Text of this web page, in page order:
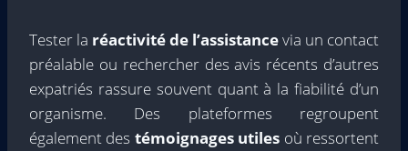
Tester la réactivité de l’assistancevia un contact
préalable ou rechercher des avis récents d’autres
expatriés rassure souvent quant à la fiabilité d’un
organisme. Des plateformes regroupent
également des témoignages utiles où ressortent